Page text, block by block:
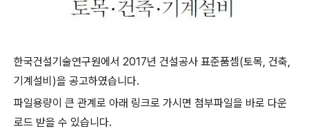
한국건설기술연구원에서 2017년 건설공사 표준품셈(토목, 건축,
기계설비)을 공고하였습니다.
파일용량이 큰 관계로 아래 링크로 가시면 첨부파일을 바로 다운
로드 받을 수 있습니다.